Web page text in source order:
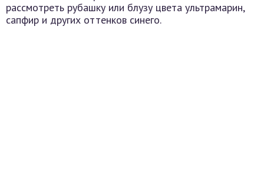
рассмотреть рубашку или блузу цвета ультрамарин,
сапфир и других оттенков синего.